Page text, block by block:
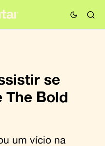
se
The Bold
um vício na